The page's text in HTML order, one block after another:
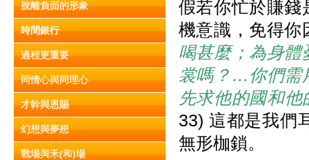
脫離負面的形象
時間銀行
過程更重要
同情心與同理心
才幹與恩賜
幻想與夢想
戰場與禾(和)場
假若你忙於賺錢
機意識，免得你
喝甚麼；為身體
裳嗎？…你們需
先求他的國和
33) 這都是我們
無形枷鎖。